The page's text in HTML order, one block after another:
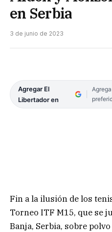
en Serbia
3 de junio de 2023
Agregar El
Libertador en
Fin a la ilusión de los
Torneo ITF M15, que se
Banja, Serbia, sobre